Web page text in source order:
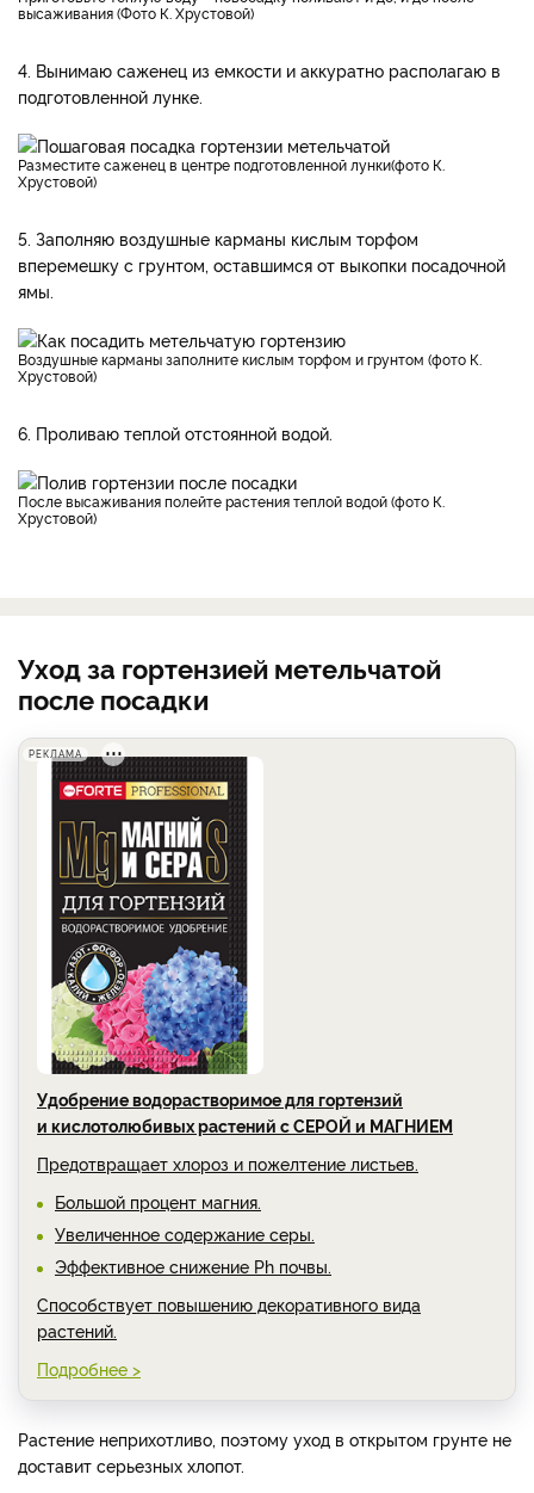
высаживания (Фото К. Хрустовой)
4. Вынимаю саженец из емкости и аккуратно располагаю в
подготовленной лунке.
Разместите саженец в центре подготовленной лунки(фото К.
Хрустовой)
5. Заполняю воздушные карманы кислым торфом
вперемешку с грунтом, оставшимся от выкопки посадочной
ямы.
Воздушные карманы заполните кислым торфом и грунтом (фото К.
Хрустовой)
6. Проливаю теплой отстоянной водой.
После высаживания полейте растения теплой водой (фото К.
Хрустовой)
Уход за гортензией метельчатой
после посадки
РЕКЛАМА
Удобрение водорастворимое для гортензий
и кислотолюбивых растений с СЕРОЙ и МАГНИЕМ
Предотвращает хлороз и пожелтение листьев.
Большой процент магния.
Увеличенное содержание серы.
Эффективное снижение Ph почвы.
Способствует повышению декоративного вида
растений.
Подробнее >
Растение неприхотливо, поэтому уход в открытом грунте не
доставит серьезных хлопот.